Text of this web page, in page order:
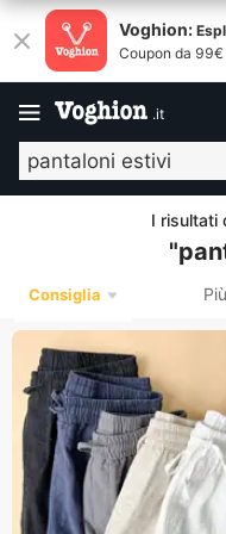
Voghion:
Coupon da
.it
I risultati
"
Consiglia